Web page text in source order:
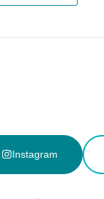
Instagram